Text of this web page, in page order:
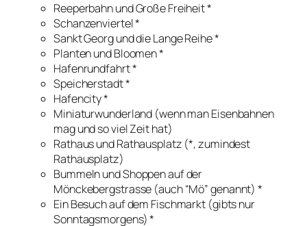
Reeperbahn und Große Freiheit *
Schanzenviertel *
Sankt Georg und die Lange Reihe *
Planten und Bloomen *
Hafenrundfahrt *
Speicherstadt *
Hafencity *
Miniaturwunderland (wenn man Eisenbahnen
mag und so viel Zeit hat)
Rathaus und Rathausplatz (*, zumindest
Rathausplatz)
Bummeln und Shoppen auf der
Mönckebergstrasse (auch “Mö” genannt) *
Ein Besuch auf dem Fischmarkt (gibts nur
Sonntagsmorgens) *